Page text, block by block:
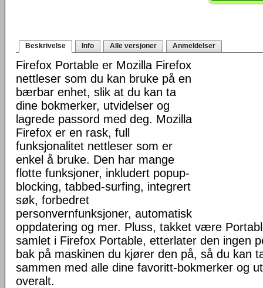
Beskrivelse Info Alle versjoner Anmeldelser
Firefox Portable er Mozilla Firefox
nettleser som du kan bruke på en
bærbar enhet, slik at du kan ta
dine bokmerker, utvidelser og
lagrede passord med deg. Mozilla
Firefox er en rask, full
funksjonalitet nettleser som er
enkel å bruke. Den har mange
flotte funksjoner, inkludert popup-
blocking, tabbed-surfing, integrert
søk, forbedret
personvernfunksjoner, automatisk
oppdatering og mer. Pluss, takket være
samlet i Firefox Portable, etterlater den ingen
bak på maskinen du kjører den på, så du kan
sammen med alle dine favoritt-bokmerker og
overalt.